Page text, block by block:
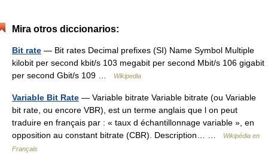
Mira otros diccionarios:
Bit rate — Bit rates Decimal prefixes (SI) Name Symbol Multiple
kilobit per second kbit/s 103 megabit per second Mbit/s 106 gigabit
per second Gbit/s 109 …
Wikipedia
Variable Bit Rate — Variable bitrate Variable bitrate (ou Variable
bit rate, ou encore VBR), est un terme anglais que l on peut
traduire en français par : « taux d échantillonnage variable », en
opposition au constant bitrate (CBR). Description… …
Wikipédia en
Français